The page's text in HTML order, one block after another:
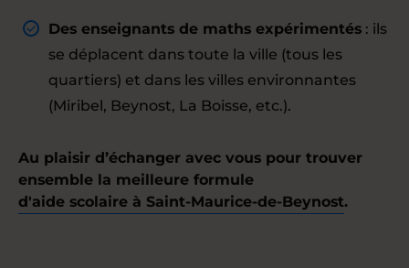
Des enseignants de maths expérimentés : ils
se déplacent dans toute la ville (tous les
quartiers) et dans les villes environnantes
(Miribel, Beynost, La Boisse, etc.).
Au plaisir d’échanger avec vous pour trouver
ensemble la meilleure formule
d'aide scolaire à Saint-Maurice-de-Beynost.